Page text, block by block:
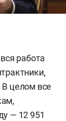
работа
целом все
— 12 951